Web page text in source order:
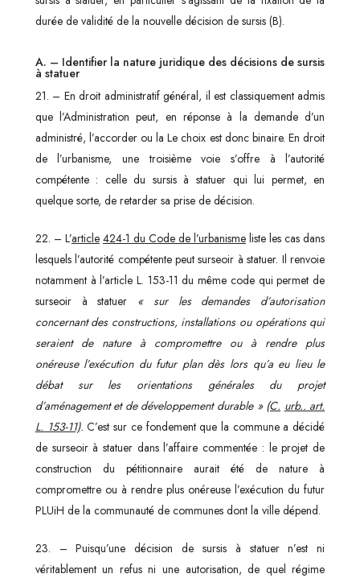
durée de validité de la nouvelle décision de sursis (B).
A. – Identifier la nature juridique des décisions de sursis
à statuer
21. – En droit administratif général, il est classiquement admis
que l’Administration peut, en réponse à la demande d’un
administré, l’accorder ou la Le choix est donc binaire. En droit
de l’urbanisme, une troisième voie s’offre à l’autorité
compétente : celle du sursis à statuer qui lui permet, en
quelque sorte, de retarder sa prise de décision.
22. – L’article 424-1 du Code de l’urbanisme liste les cas dans
lesquels l’autorité compétente peut surseoir à statuer. Il renvoie
notamment à l’article L. 153-11 du même code qui permet de
surseoir à statuer « sur les demandes d’autorisation
concernant des constructions, installations ou opérations qui
seraient de nature à compromettre ou à rendre plus
onéreuse l’exécution du futur plan dès lors qu’a eu lieu le
débat sur les orientations générales du projet
d’aménagement et de développement durable » (C. urb.. art.
L. 153-11).C’est sur ce fondement que la commune a décidé
de surseoir à statuer dans l’affaire commentée : le projet de
construction du pétitionnaire aurait été de nature à
compromettre ou à rendre plus onéreuse l’exécution du futur
PLUiH de la communauté de communes dont la ville dépend.
23. – Puisqu’une décision de sursis à statuer n’est ni
véritablement un refus ni une autorisation, de quel régime